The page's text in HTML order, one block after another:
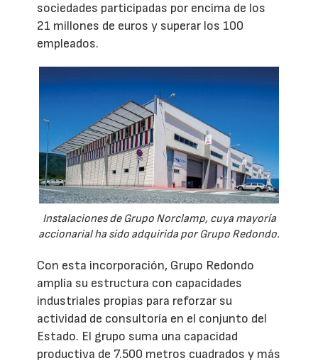
sociedades participadas por encima de los
21 millones de euros y superar los 100
empleados.
Instalaciones de Grupo Norclamp, cuya mayoría
accionarial ha sido adquirida por Grupo Redondo.
Con esta incorporación, Grupo Redondo
amplía su estructura con capacidades
industriales propias para reforzar su
actividad de consultoría en el conjunto del
Estado. El grupo suma una capacidad
productiva de 7.500 metros cuadrados y más